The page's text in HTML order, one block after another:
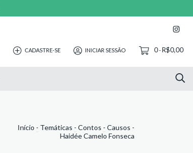
CADASTRE-SE INICIAR SESSÃO 0-R$0,00
Início - Temáticas - Contos - Causos -
Haidée Camelo Fonseca